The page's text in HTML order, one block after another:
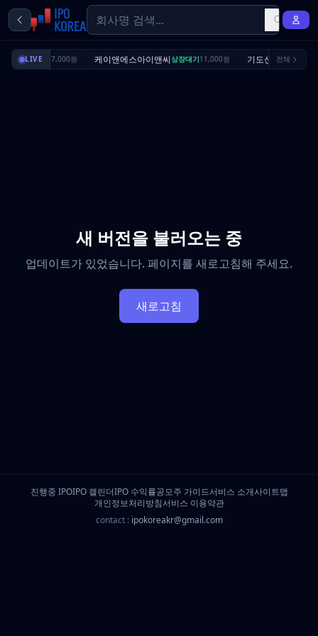
LIVE
셔스상장대기 7,000원 케이앤에스아이앤씨상장대기11,000원 기도산업수요예측완
전체
새 버전을 불러오는 중
업데이트가 있었습니다. 페이지를 새로고침해 주세요.
새로고침
진행중 IPOIPO 캘린더IPO 수익률공모주 가이드서비스 소개사이트맵
개인정보처리방침서비스 이용약관
contact : ipokoreakr@gmail.com